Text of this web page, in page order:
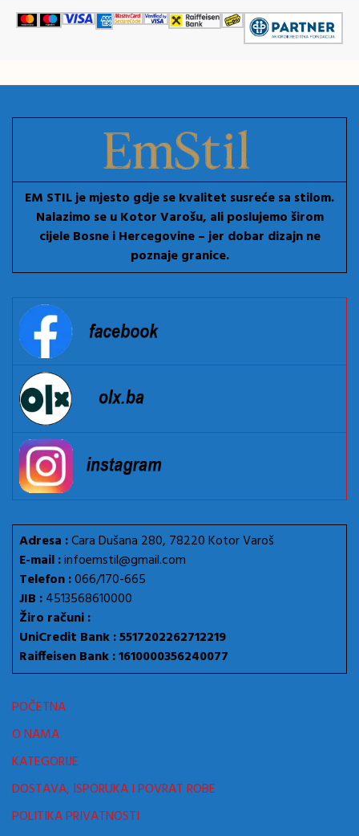
EM STIL je mjesto gdje se kvalitet susreće sa stilom.
Nalazimo se u Kotor Varošu, ali poslujemo širom
cijele Bosne i Hercegovine – jer dobar dizajn ne
poznaje granice.
Adresa :Cara Dušana 280, 78220 Kotor Varoš
E-mail :infoemstil@gmail.com
Telefon :066/170-665
JIB :4513568610000
Žiro računi :
UniCredit Bank : 5517202262712219
Raiffeisen Bank : 1610000356240077
POČETNA
O NAMA
KATEGORIJE
DOSTAVA, ISPORUKA I POVRAT ROBE
POLITIKA PRIVATNOSTI